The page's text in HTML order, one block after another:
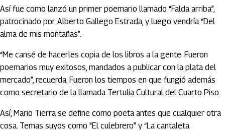
Así fue como lanzó un primer poemario llamado “Falda arriba”,
patrocinado por Alberto Gallego Estrada, y luego vendría “Del
alma de mis montañas”.
“Me cansé de hacerles copia de los libros a la gente. Fueron
poemarios muy exitosos, mandados a publicar con la plata del
mercado”, recuerda. Fueron los tiempos en que fungió además
como secretario de la llamada Tertulia Cultural del Cuarto Piso.
Así, Mario Tierra se define como poeta antes que cualquier otra
cosa. Temas suyos como "El culebrero” y “La cantaleta